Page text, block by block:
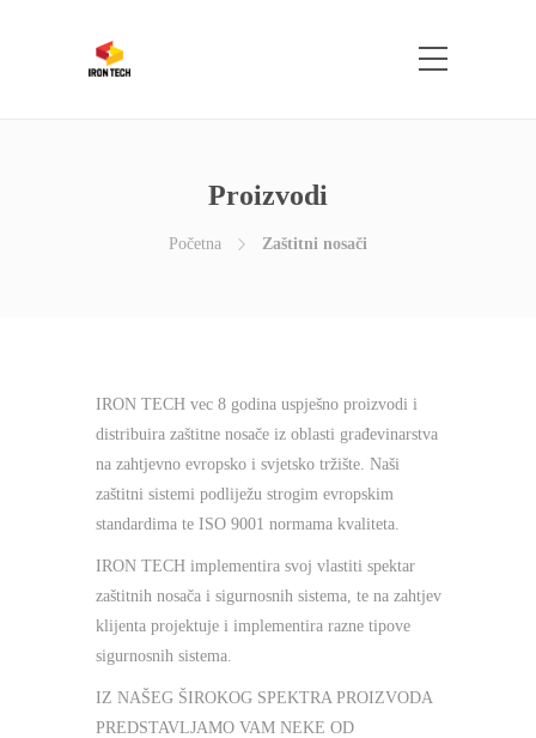
Proizvodi
Početna Zaštitni nosači
IRON TECH vec 8 godina uspješno proizvodi i
distribuira zaštitne nosače iz oblasti građevinarstva
na zahtjevno evropsko i svjetsko tržište. Naši
zaštitni sistemi podliježu strogim evropskim
standardima te ISO 9001 normama kvaliteta.
IRON TECH implementira svoj vlastiti spektar
zaštitnih nosača i sigurnosnih sistema, te na zahtjev
klijenta projektuje i implementira razne tipove
sigurnosnih sistema.
IZ NAŠEG ŠIROKOG SPEKTRA PROIZVODA
PREDSTAVLJAMO VAM NEKE OD